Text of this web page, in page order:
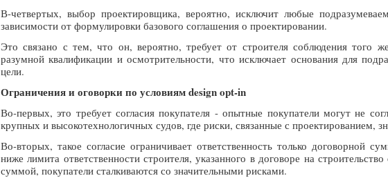
В-четвертых, выбор проектировщика, вероятно, исключит любые
зависимости от формулировки базового соглашения о проектировании.
Это связано с тем, что он, вероятно, требует от строителя соблюдения того
разумной квалификации и осмотрительности, что исключает основания для
цели.
Ограничения и оговорки по условиям design opt-in
Во-первых, это требует согласия покупателя - опытные покупатели могут не
крупных и высокотехнологичных судов, где риски, связанные с проектированием,
Во-вторых, такое согласие ограничивает ответственность только договорной
ниже лимита ответственности строителя, указанного в договоре на
суммой, покупатели сталкиваются со значительными рисками.